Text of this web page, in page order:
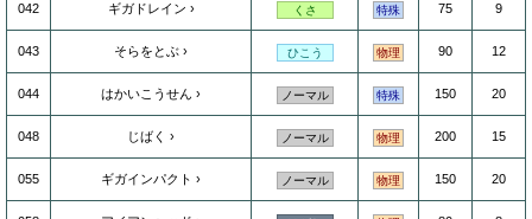
042 ギガドレイン くさ 特殊 75 9
043 そらをとぶ ひこう 物理 90 12
044 はかいこうせん ノーマル 特殊 150 20
048 じばく ノーマル 物理 200 15
055 ギガインパクト ノーマル 物理 150 20